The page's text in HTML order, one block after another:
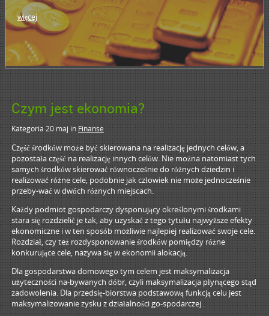
więcej
Czym jest ekonomia?
Kategoria 20 majinFinanse
Część środków może być skierowana na realizację jednych celów, a
pozostała część na realizację innych celów. Nie można natomiast tych
samych środków skierować równocześnie do różnych dziedzin i
realizować różne cele, podobnie jak człowiek nie może jednocześnie
przeby-wać w dwóch różnych miejscach.
Każdy podmiot gospodarczy dysponujący określonymi środkami
stara się rozdzielić je tak, aby uzyskać z tego tytułu najwyższe efekty
ekonomiczne i w tensposób możliwie najlepiej realizować swoje cele.
Rozdział, czy też rozdysponowanie środków pomiędzy różne
konkurujące cele, nazywa się w ekonomii alokacją.
Dla gospodarstwa domowego tym celem jest maksymalizacja
użyteczności na-bywanych dóbr, czyli maksymalizacja płynącego stąd
zadowolenia. Dla przedsię-biorstwa podstawową funkcją celu jest
maksymalizowanie zysku z działalności go-spodarczej .